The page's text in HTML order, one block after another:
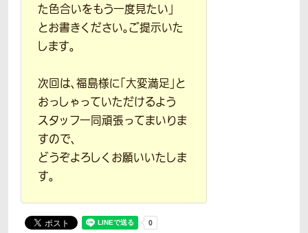
た色合いをもう一度見たい」
とお書きください。ご提示いた
します。
次回は、福島様に「大変満足」と
おっしゃっていただけるよう
スタッフ一同頑張ってまいりま
すので、
どうぞよろしくお願いいたしま
す。